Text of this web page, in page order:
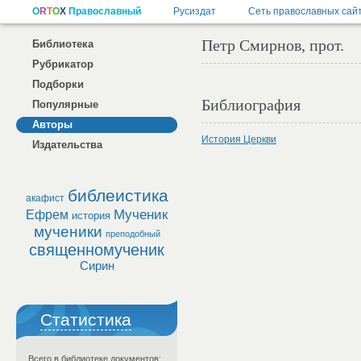
Библиотека
Рубрикатор
Подборки
Популярные
Авторы
Издательства
акафист библеистика
Ефрем история Мученик
мученики преподобный
священномученик
Сирин
Статистика
Всего в библиотеке документов:
Петр Смирнов, прот.
Библиография
История Церкви